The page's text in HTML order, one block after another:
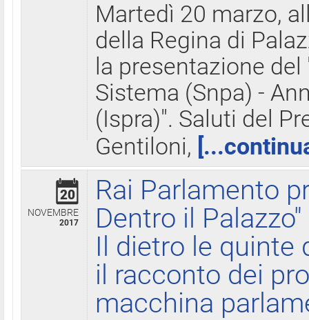
Martedì 20 marzo,
della Regina di
la presentazione
Sistema (Snpa) -
(Ispra)". Saluti del
Gentiloni,
20
NOVEMBRE
2017
Rai Parlamento
Dentro il Palazzo"
Il dietro le quinte
il racconto dei
macchina